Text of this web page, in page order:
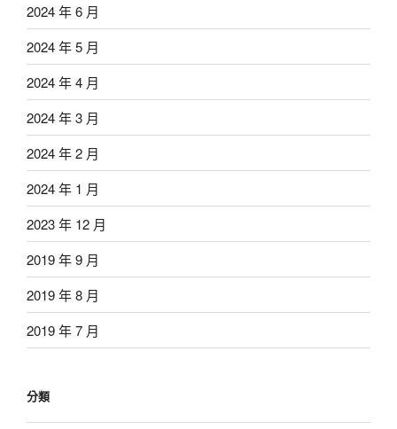
2024 年 6 月
2024 年 5 月
2024 年 4 月
2024 年 3 月
2024 年 2 月
2024 年 1 月
2023 年 12 月
2019 年 9 月
2019 年 8 月
2019 年 7 月
分類